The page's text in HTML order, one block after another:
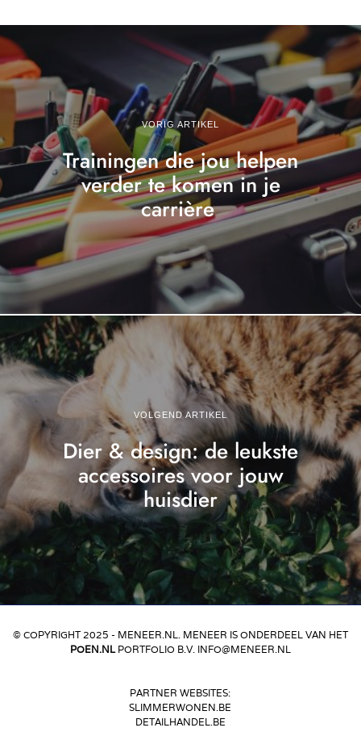
VORIG ARTIKEL
Trainingen die jou helpen
verder te komen in je
carrière
VOLGEND ARTIKEL
Dier & design: de leukste
accessoires voor jouw
huisdier
© COPYRIGHT 2025 - MENEER.NL. MENEER IS ONDERDEEL VAN HET
POEN.NLPORTFOLIO B.V. INFO@MENEER.NL
PARTNER WEBSITES:
SLIMMERWONEN.BE
DETAILHANDEL.BE